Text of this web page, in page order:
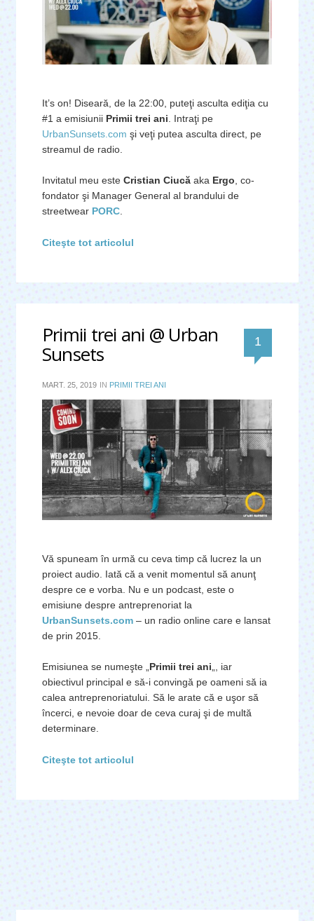
It’s on! Diseară, de la 22:00, puteţi asculta ediţia cu
#1 a emisiunii Primii trei ani . Intraţi pe
UrbanSunsets.com şi veţi putea asculta direct, pe
streamul de radio.
Invitatul meu este Cristian Ciucă aka Ergo, co-
fondator şi Manager General al brandului de
streetwear PORC.
Citeşte tot articolul
Primii trei ani @ Urban
Sunsets 1
MART. 25, 2019 IN PRIMII TREI ANI
Vă spuneam în urmă cu ceva timp că lucrez la un
proiect audio. Iată că a venit momentul să anunţ
despre ce e vorba. Nu e un podcast, este o
emisiune despre antreprenoriat la
UrbanSunsets.com – un radio online care e lansat
de prin 2015.
Emisiunea se numeşte „ Primii trei ani„, iar
obiectivul principal e să-i convingă pe oameni să ia
calea antreprenoriatului. Să le arate că e uşor să
încerci, e nevoie doar de ceva curaj şi de multă
determinare.
Citeşte tot articolul